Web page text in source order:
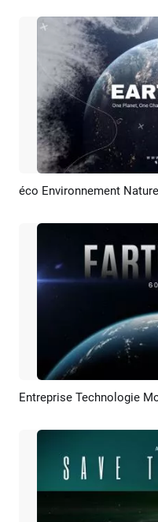
Aperçu
éco Environnement
Aperçu
Entreprise Technologie